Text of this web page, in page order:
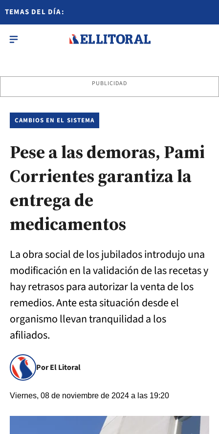
TEMAS DEL DÍA:
PUBLICIDAD
CAMBIOS EN EL SISTEMA
Pese a las demoras, Pami
Corrientes garantiza la
entrega de
medicamentos
La obra social de los jubilados introdujo una
modificación en la validación de las recetas y
hay retrasos para autorizar la venta de los
remedios. Ante esta situación desde el
organismo llevan tranquilidad a los
afiliados.
Por El Litoral
Viernes, 08 de noviembre de 2024 a las 19:20